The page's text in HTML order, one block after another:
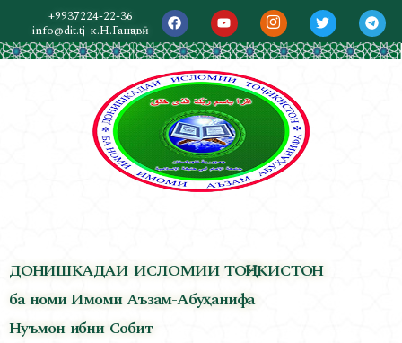
+9937224-22-36
info@dit.tj к.Н.Ганҷавӣ
ДОНИШКАДАИ ИСЛОМИИ ТОҶИКИСТОН
ба номи Имоми Аъзам-Абуҳанифа
Нуъмон ибни Собит